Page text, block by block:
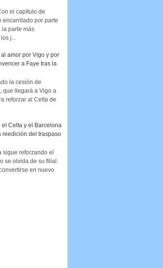
el capítulo de
encarrilado por parte
la parte más
j...
amor por Vigo y por
a Faye tras la
la cesión de
que llegará a Vigo a
reforzar al Celta de
el Celta y el Barcelona
reedición del traspaso
sigue reforzando el
se olvida de su filial.
en nuevo